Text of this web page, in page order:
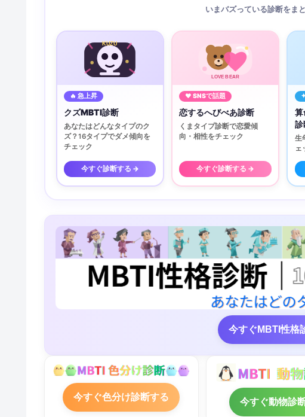
いまバズっている診断をま
KUZU
🔥 急上昇
クズMBTI診断
あなたはどんなタイプのク
ズ？16タイプでダメ傾向を
チェック
今すぐ診断する →
LOVE BEAR
♥ SNSで話題
恋するへびべあ診断
くまタイプ診断で恋愛傾
向・相性をチェック
今すぐ診断する →
算
診
生
ェ
今すぐMBTI性格
今すぐ色分け診断する 今すぐ動物診